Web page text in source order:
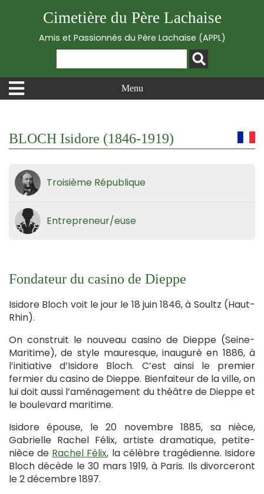
Cimetière du Père Lachaise
Amis et Passionnés du Père Lachaise (APPL)
Menu
BLOCH Isidore (1846-1919)
Troisième République
Entrepreneur/euse
Fondateur du casino de Dieppe
Isidore Bloch voit le jour le 18 juin 1846, à Soultz (Haut-
Rhin).
On construit le nouveau casino de Dieppe (Seine-
Maritime), de style mauresque, inauguré en 1886, à
l’initiative d’Isidore Bloch. C’est ainsi le premier
fermier du casino de Dieppe. Bienfaiteur de la ville, on
lui doit aussi l’aménagement du théâtre de Dieppe et
le boulevard maritime.
Isidore épouse, le 20 novembre 1885, sa nièce,
Gabrielle Rachel Félix, artiste dramatique, petite-
nièce de Rachel Félix, la célèbre tragédienne. Isidore
Bloch décède le 30 mars 1919, à Paris. Ils divorceront
le 2 décembre 1897.